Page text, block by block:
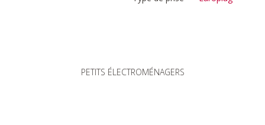
PETITS ÉLECTROMÉNAGERS